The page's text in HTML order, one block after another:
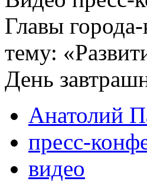
Главы
тему:
День
Анатолий
пресс-
видео